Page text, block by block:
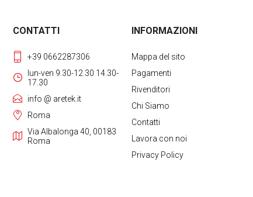
CONTATTI
+39 0662287306
lun-ven 9.30-12.30 14.30-
17.30
info @ aretek.it
Roma
Via Albalonga 40, 00183
Roma
INFORMAZIONI
Mappa del sito
Pagamenti
Rivenditori
Chi Siamo
Contatti
Lavora con noi
Privacy Policy